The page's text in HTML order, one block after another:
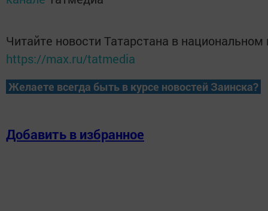
Читайте новости Татарстана в
https://max.ru/tatmedia
Желаете всегда быть в курсе новостей Заинска?
Добавить в избранное